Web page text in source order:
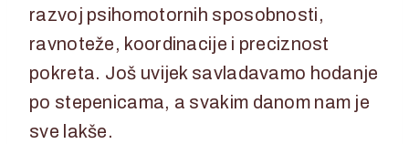
razvoj psihomotornih sposobnosti,
ravnoteže, koordinacije i preciznost
pokreta. Još uvijek savladavamo hodanje
po stepenicama, a svakim danom nam je
sve lakše.